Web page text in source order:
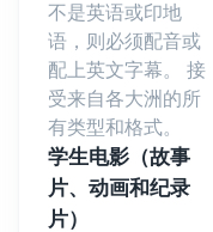
不是英语或印地
语，则必须配音或
配上英文字幕。 接
受来自各大洲的所
有类型和格式。
学生电影（故事
片、动画和纪录
片）